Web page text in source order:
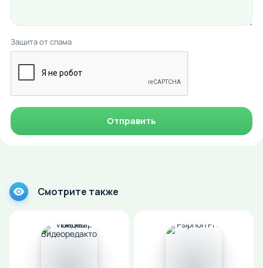
Защита от спама
Отправить
Смотрите также